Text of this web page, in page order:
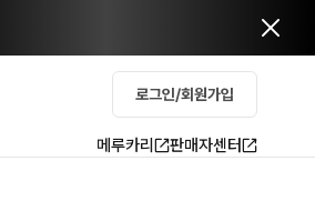
로그인/회원가입
메루카리 판매자센터